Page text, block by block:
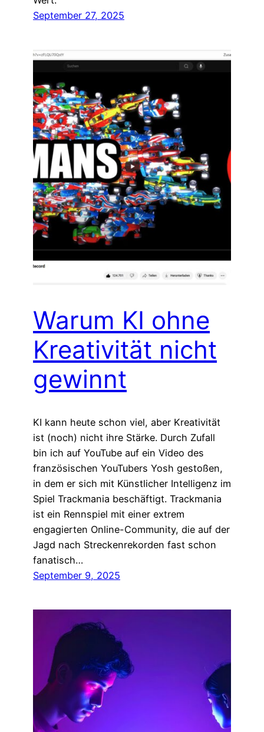
September 27, 2025
Warum KI ohne
Kreativität nicht
gewinnt
KI kann heute schon viel, aber Kreativität
ist (noch) nicht ihre Stärke. Durch Zufall
bin ich auf YouTube auf ein Video des
französischen YouTubers Yosh gestoßen,
in dem er sich mit Künstlicher Intelligenz im
Spiel Trackmania beschäftigt. Trackmania
ist ein Rennspiel mit einer extrem
engagierten Online-Community, die auf der
Jagd nach Streckenrekorden fast schon
fanatisch…
September 9, 2025